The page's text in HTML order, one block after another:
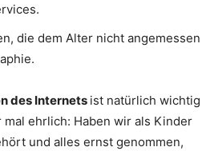
die dem Alter nicht angemessen
des Internets ist natürlich wichtig
ehrlich: Haben wir als Kinder
und alles ernst genommen,